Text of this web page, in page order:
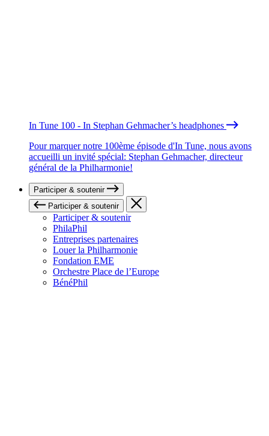
In Tune 100 - In Stephan Gehmacher’s headphones
Pour marquer notre 100ème épisode d'In Tune, nous avons
accueilli un invité spécial: Stephan Gehmacher, directeur
général de la Philharmonie!
Participer & soutenir
Participer & soutenir
Participer & soutenir
PhilaPhil
Entreprises partenaires
Louer la Philharmonie
Fondation EME
Orchestre Place de l’Europe
BénéPhil